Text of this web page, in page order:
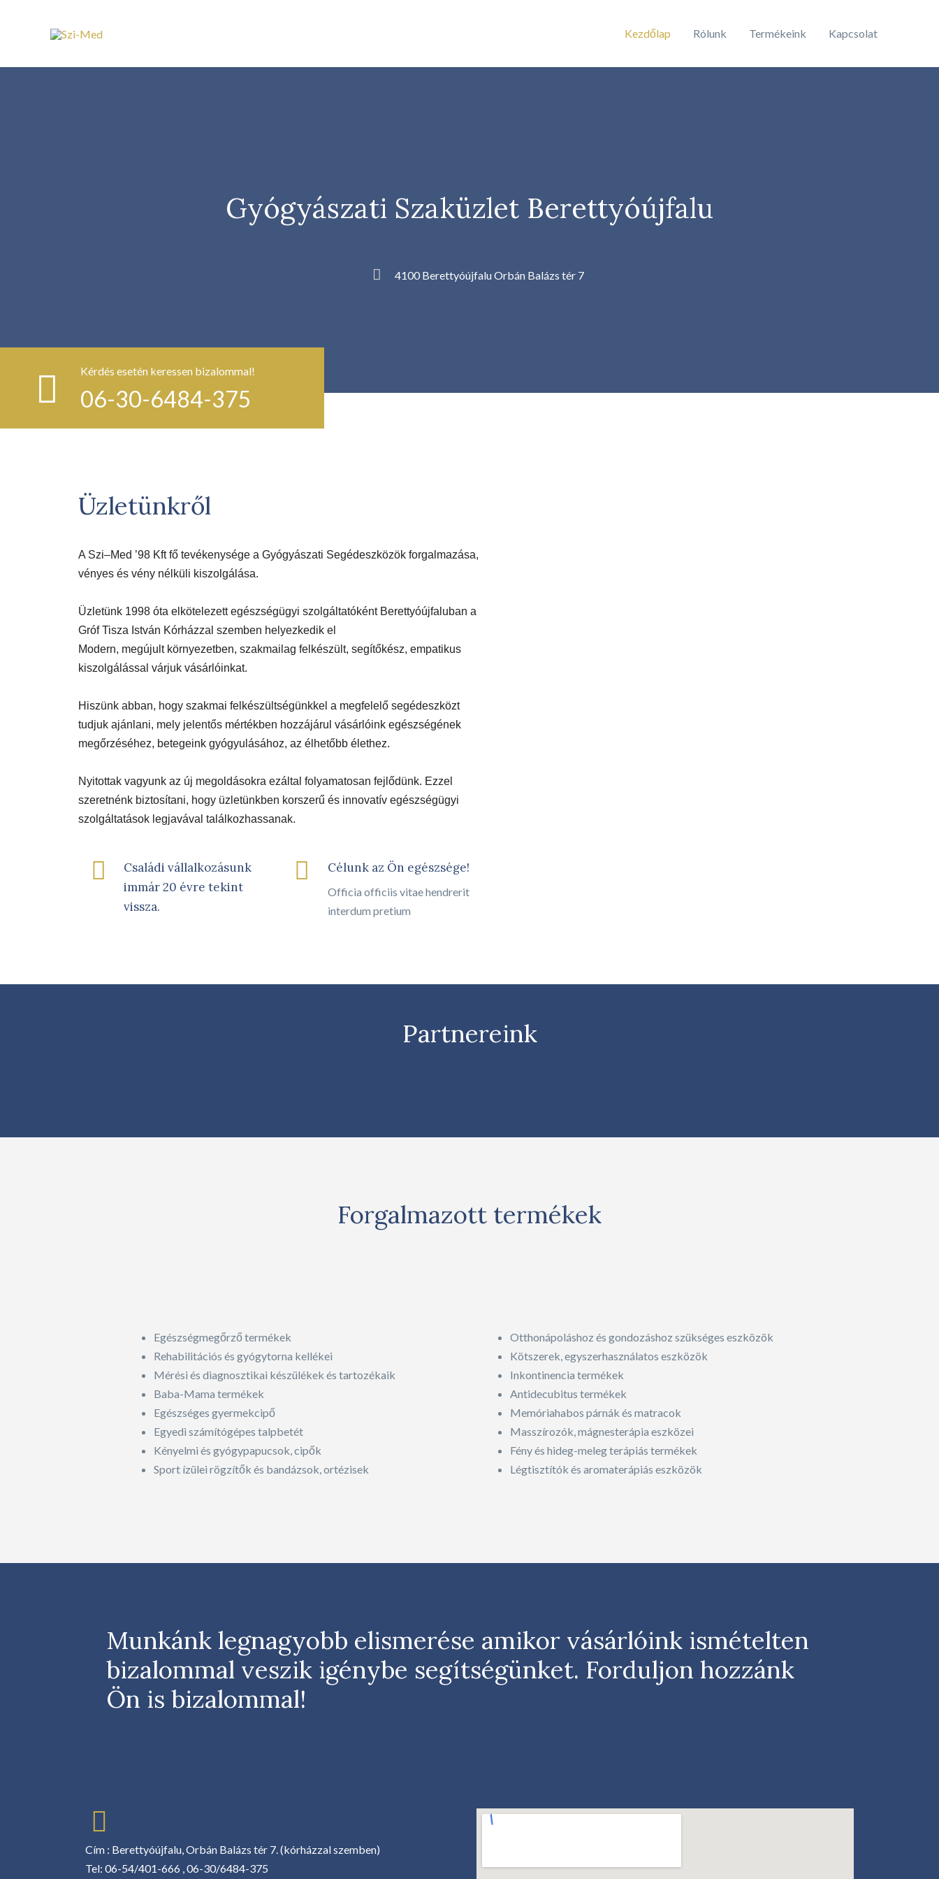
Kezdőlap Rólunk Termékeink Kapcsolat
Gyógyászati Szaküzlet Berettyóújfalu
4100 Berettyóújfalu Orbán Balázs tér 7
Kérdés esetén keressen bizalommal!
06-30-6484-375
Üzletünkről
A Szi–Med ’98 Kft fő tevékenysége a Gyógyászati Segédeszközök forgalmazása,
vényes és vény nélküli kiszolgálása.
Üzletünk 1998 óta elkötelezett egészségügyi szolgáltatóként Berettyóújfaluban a
Gróf Tisza István Kórházzal szemben helyezkedik el
Modern, megújult környezetben, szakmailag felkészült, segítőkész, empatikus
kiszolgálással várjuk vásárlóinkat.
Hiszünk abban, hogy szakmai felkészültségünkkel a megfelelő segédeszközt
tudjuk ajánlani, mely jelentős mértékben hozzájárul vásárlóink egészségének
megőrzéséhez, betegeink gyógyulásához, az élhetőbb élethez.
Nyitottak vagyunk az új megoldásokra ezáltal folyamatosan fejlődünk. Ezzel
szeretnénk biztosítani, hogy üzletünkben korszerű és innovatív egészségügyi
szolgáltatások legjavával találkozhassanak.
Családi vállalkozásunk
immár 20 évre tekint
vissza.​
Célunk az Ön egészsége!
Officia officiis vitae hendrerit
interdum pretium
Partnereink
Forgalmazott termékek
Egészségmegőrző termékek
Rehabilitációs és gyógytorna kellékei
Mérési és diagnosztikai készülékek és tartozékaik
Baba-Mama termékek
Egészséges gyermekcipő
Egyedi számítógépes talpbetét
Kényelmi és gyógypapucsok, cipők
Sport ízülei rögzítők és bandázsok, ortézisek
Otthonápoláshoz és gondozáshoz szükséges eszközök
Kötszerek, egyszerhasználatos eszközök
Inkontinencia termékek
Antidecubitus termékek
Memóriahabos párnák és matracok
Masszírozók, mágnesterápia eszközei
Fény és hideg-meleg terápiás termékek
Légtisztítók és aromaterápiás eszközök
Munkánk legnagyobb elismerése amikor vásárlóink ismételten
bizalommal veszik igénybe segítségünket. Forduljon hozzánk
Ön is bizalommal!
Cím : Berettyóújfalu, Orbán Balázs tér 7. (kórházzal szemben)
Tel: 06-54/401-666 , 06-30/6484-375